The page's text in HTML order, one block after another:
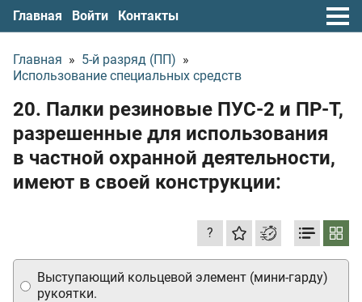
Главная Войти Контакты
Главная » 5-й разряд (ПП) »
Использование специальных средств
20. Палки резиновые ПУС-2 и ПР-Т,
разрешенные для использования
в частной охранной деятельности,
имеют в своей конструкции:
?
Выступающий кольцевой элемент (мини-гарду)
рукоятки.